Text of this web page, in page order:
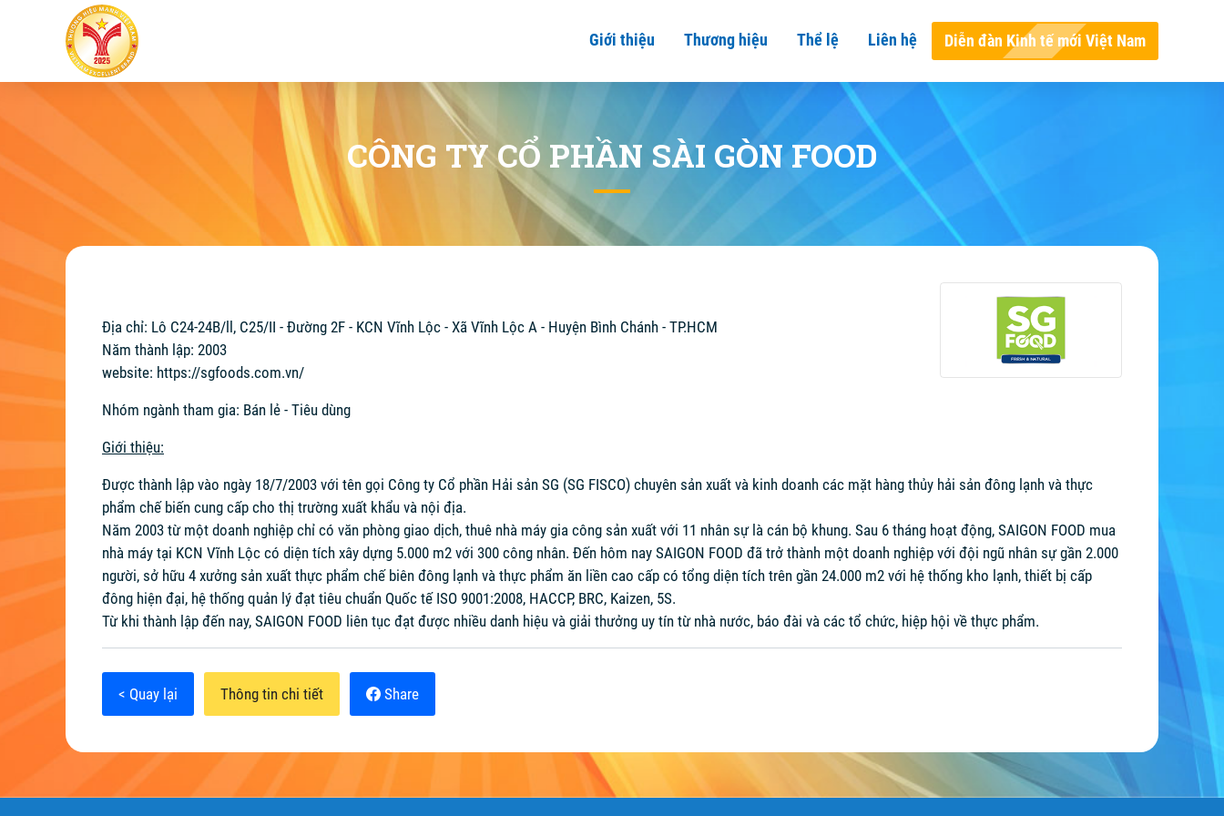
Giới thiệu Thương hiệu Thể lệ Liên hệ Diễn đàn Kinh tế mới Việt Nam
CÔNG TY CỔ PHẦN SÀI GÒN FOOD
Địa chỉ: Lô C24-24B/ll, C25/II - Đường 2F - KCN Vĩnh Lộc - Xã Vĩnh Lộc A - Huyện Bình Chánh - TP.HCM
Năm thành lập: 2003
website: https://sgfoods.com.vn/
Nhóm ngành tham gia: Bán lẻ - Tiêu dùng
Giới thiệu:
Được thành lập vào ngày 18/7/2003 với tên gọi Công ty Cổ phần Hải sản SG (SG FISCO) chuyên sản xuất và kinh doanh các mặt hàng thủy hải sản đông lạnh và thực
phẩm chế biến cung cấp cho thị trường xuất khẩu và nội địa.
Năm 2003 từ một doanh nghiệp chỉ có văn phòng giao dịch, thuê nhà máy gia công sản xuất với 11 nhân sự là cán bộ khung. Sau 6 tháng hoạt động, SAIGON FOOD mua
nhà máy tại KCN Vĩnh Lộc có diện tích xây dựng 5.000 m2 với 300 công nhân. Đến hôm nay SAIGON FOOD đã trở thành một doanh nghiệp với đội ngũ nhân sự gần 2.000
người, sở hữu 4 xưởng sản xuất thực phẩm chế biên đông lạnh và thực phẩm ăn liền cao cấp có tổng diện tích trên gần 24.000 m2 với hệ thống kho lạnh, thiết bị cấp
đông hiện đại, hệ thống quản lý đạt tiêu chuẩn Quốc tế ISO 9001:2008, HACCP, BRC, Kaizen, 5S.
Từ khi thành lập đến nay, SAIGON FOOD liên tục đạt được nhiều danh hiệu và giải thưởng uy tín từ nhà nước, báo đài và các tổ chức, hiệp hội về thực phẩm.
< Quay lại Thông tin chi tiết Share